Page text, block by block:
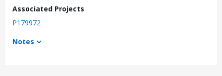
Associated Projects
P179972
Notes